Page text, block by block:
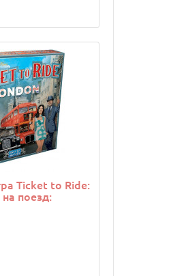
Ticket to Ride:
поезд: